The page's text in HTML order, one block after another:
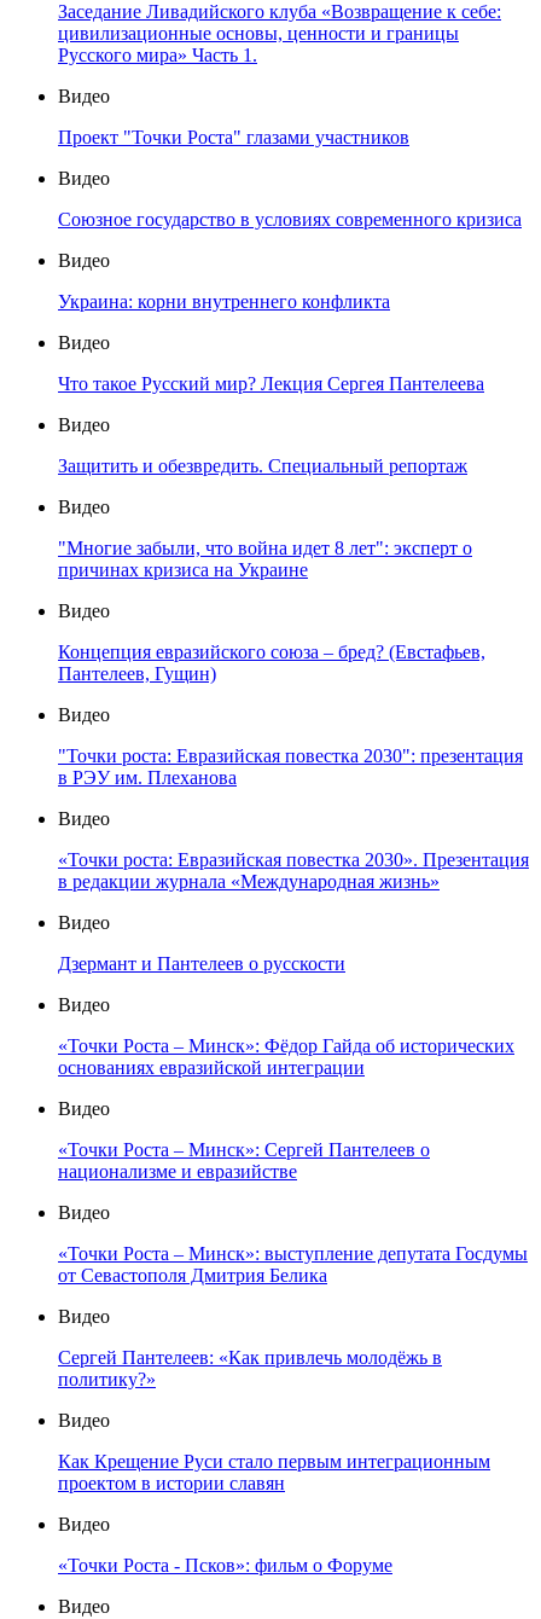
Заседание Ливадийского клуба «Возвращение к себе:
цивилизационные основы, ценности и границы
Русского мира» Часть 1.
Видео
Проект "Точки Роста" глазами участников
Видео
Союзное государство в условиях современного кризиса
Видео
Украина: корни внутреннего конфликта
Видео
Что такое Русский мир? Лекция Сергея Пантелеева
Видео
Защитить и обезвредить. Специальный репортаж
Видео
"Многие забыли, что война идет 8 лет": эксперт о
причинах кризиса на Украине
Видео
Концепция евразийского союза – бред? (Евстафьев,
Пантелеев, Гущин)
Видео
"Точки роста: Евразийская повестка 2030": презентация
в РЭУ им. Плеханова
Видео
«Точки роста: Евразийская повестка 2030». Презентация
в редакции журнала «Международная жизнь»
Видео
Дзермант и Пантелеев о русскости
Видео
«Точки Роста – Минск»: Фёдор Гайда об исторических
основаниях евразийской интеграции
Видео
«Точки Роста – Минск»: Сергей Пантелеев о
национализме и евразийстве
Видео
«Точки Роста – Минск»: выступление депутата Госдумы
от Севастополя Дмитрия Белика
Видео
Сергей Пантелеев: «Как привлечь молодёжь в
политику?»
Видео
Как Крещение Руси стало первым интеграционным
проектом в истории славян
Видео
«Точки Роста - Псков»: фильм о Форуме
Видео